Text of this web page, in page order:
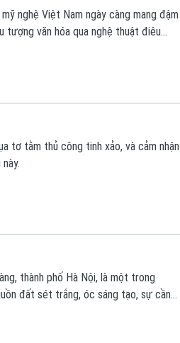
nghệ Việt Nam ngày càng mang đậm
tượng văn hóa qua nghệ thuật điêu
tơ tằm thủ công tinh xảo, và cảm nhận
thành phố Hà Nội, là một trong
đất sét trắng, óc sáng tạo, sự cần